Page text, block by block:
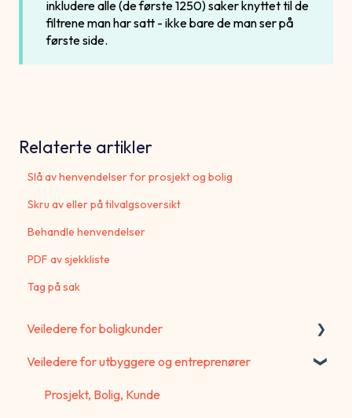
inkludere alle (de første 1250) saker knyttet til de
filtrene man har satt - ikke bare de man ser på
første side.
Relaterte artikler
Slå av henvendelser for prosjekt og bolig
Skru av eller på tilvalgsoversikt
Behandle henvendelser
PDF av sjekkliste
Tag på sak
Veiledere for boligkunder
Portal for boligkunder
Webskjema
Veiledere for utbyggere og entreprenører
Prosjekt, Bolig, Kunde